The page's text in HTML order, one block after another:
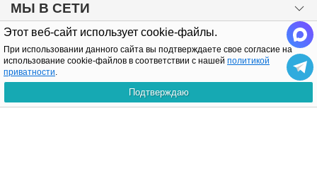
Этот веб-сайт использует cookie-файлы.
При использовании данного сайта вы подтверждаете свое согласие на
использование cookie-файлов в соответствии с нашей политикой
приватности.
Подтверждаю
МЫ В СЕТИ